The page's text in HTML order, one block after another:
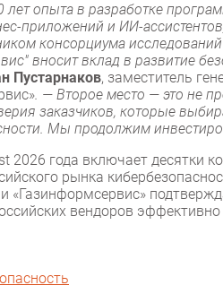
лет опыта в разработке
приложений и ИИ-
консорциума
вносит вклад в развитие
Пустарнаков, заместитель
. — Второе место — это не
заказчиков, которые
Мы продолжим
2026 года включает десятки
рынка
«Газинформсервис»
вендоров